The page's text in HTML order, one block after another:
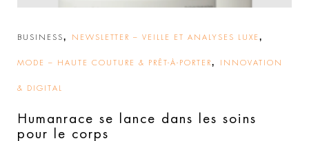
BUSINESS, NEWSLETTER – VEILLE ET ANALYSES LUXE ,
MODE – HAUTE COUTURE & PRÊT-À-PORTER, INNOVATION
& DIGITAL
Humanrace se lance dans les soins
pour le corps